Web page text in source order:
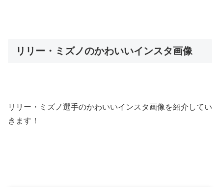
リリー・ミズノのかわいいインスタ画像
リリー・ミズノ選手のかわいいインスタ画像を紹介してい
きます！